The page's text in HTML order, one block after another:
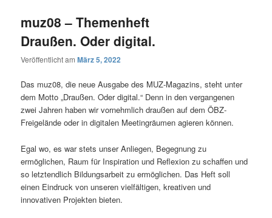
muz08 – Themenheft
Draußen. Oder digital.
Veröffentlicht amMärz 5, 2022
Das muz08, die neue Ausgabe des MUZ-Magazins, steht unter
dem Motto „Draußen. Oder digital.“ Denn in den vergangenen
zwei Jahren haben wir vornehmlich draußen auf dem ÖBZ-
Freigelände oder in digitalen Meetingräumen agieren können.
Egal wo, es war stets unser Anliegen, Begegnung zu
ermöglichen, Raum für Inspiration und Reflexion zu schaffen und
so letztendlich Bildungsarbeit zu ermöglichen. Das Heft soll
einen Eindruck von unseren vielfältigen, kreativen und
innovativen Projekten bieten.